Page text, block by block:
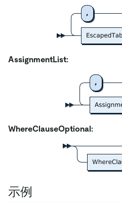
AssignmentList:
WhereClauseOptional:
示例